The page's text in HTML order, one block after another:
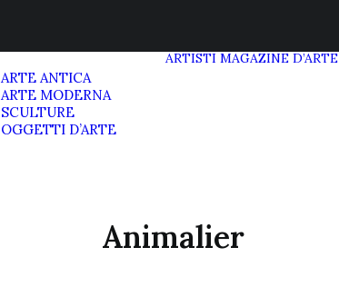
ARTE ANTICA
ARTE MODERNA
SCULTURE
OGGETTI D’ARTE
ARTISTI MAGAZINE D’ARTE
Animalier